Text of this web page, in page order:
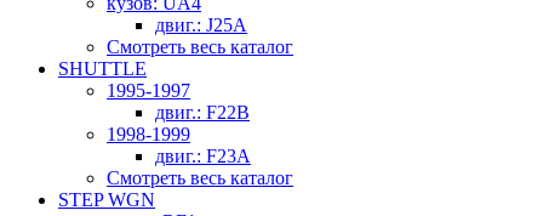
двиг.: J25A
Смотреть весь каталог
SHUTTLE
1995-1997
двиг.: F22B
1998-1999
двиг.: F23A
Смотреть весь каталог
STEP WGN